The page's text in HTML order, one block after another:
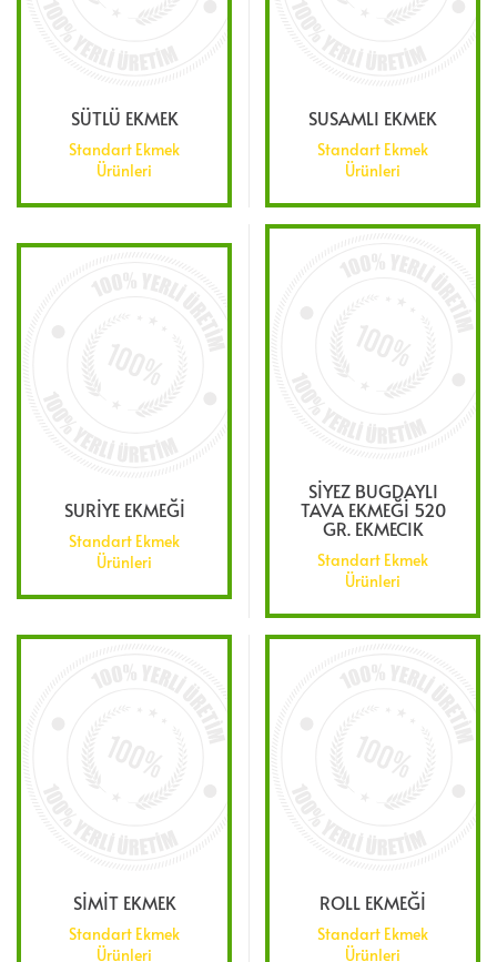
SÜTLÜ EKMEK
Standart Ekmek
Ürünleri
SUSAMLI EKMEK
Standart Ekmek
Ürünleri
SURİYE EKMEĞİ
Standart Ekmek
Ürünleri
SİYEZ BUGDAYLI
TAVA EKMEĞİ 520
GR. EKMECIK
Standart Ekmek
Ürünleri
SİMİT EKMEK
Standart Ekmek
Ürünleri
ROLL EKMEĞİ
Standart Ekmek
Ürünleri